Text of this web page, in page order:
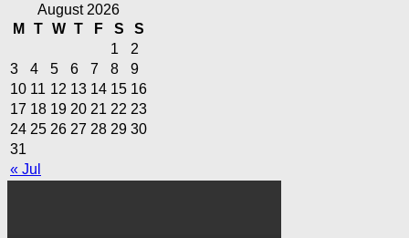
August 2026
M
T W T F S S
« Jul
1
2
3
4 5 6 7 8
9
10 11 12 13 14 15 16
17 18 19 20 21 22 23
24 25 26 27 28 29 30
31